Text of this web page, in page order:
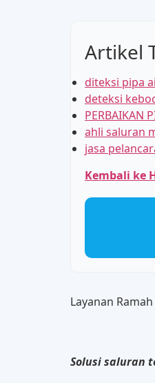
Artikel
diteksi pipa
deteksi
PERBAIKAN
ahli saluran
jasa
Kembali ke
Layanan
Solusi saluran